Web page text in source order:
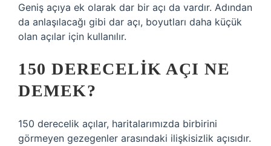
Geniş açıya ek olarak dar bir açı da vardır. Adından
da anlaşılacağı gibi dar açı, boyutları daha küçük
olan açılar için kullanılır.
150 DERECELIK AÇI NE
DEMEK?
150 derecelik açılar, haritalarımızda birbirini
görmeyen gezegenler arasındaki ilişkisizlik açısıdır.